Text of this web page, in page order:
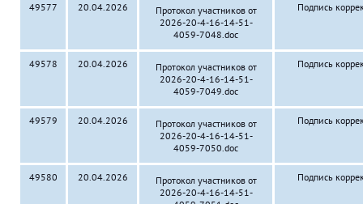
49577 20.04.2026
Протокол участников от
2026-20-4-16-14-51-
4059-7048.doc
Подпись
49578 20.04.2026
Протокол участников от
2026-20-4-16-14-51-
4059-7049.doc
Подпись
49579 20.04.2026
Протокол участников от
2026-20-4-16-14-51-
4059-7050.doc
Подпись
49580 20.04.2026
Протокол участников от
2026-20-4-16-14-51-
Подпись